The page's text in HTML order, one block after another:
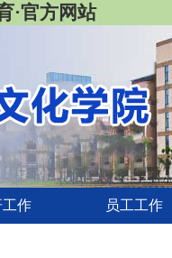
·官方网站
作 员工工作